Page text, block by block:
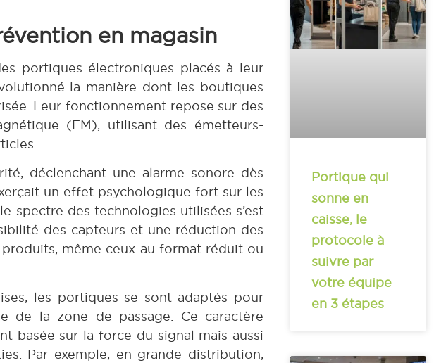
en magasin
portiques électroniques placés à leur
la manière dont les boutiques
Leur fonctionnement repose sur des
(EM), utilisant des émetteurs-
déclenchant une alarme sonore dès
un effet psychologique fort sur les
spectre des technologies utilisées s’est
des capteurs et une réduction des
même ceux au format réduit ou
les portiques se sont adaptés pour
de la zone de passage. Ce caractère
basée sur la force du signal mais aussi
Par exemple, en grande distribution,
Portique qui
sonne en
caisse, le
protocole à
suivre par
votre équipe
en 3 étapes